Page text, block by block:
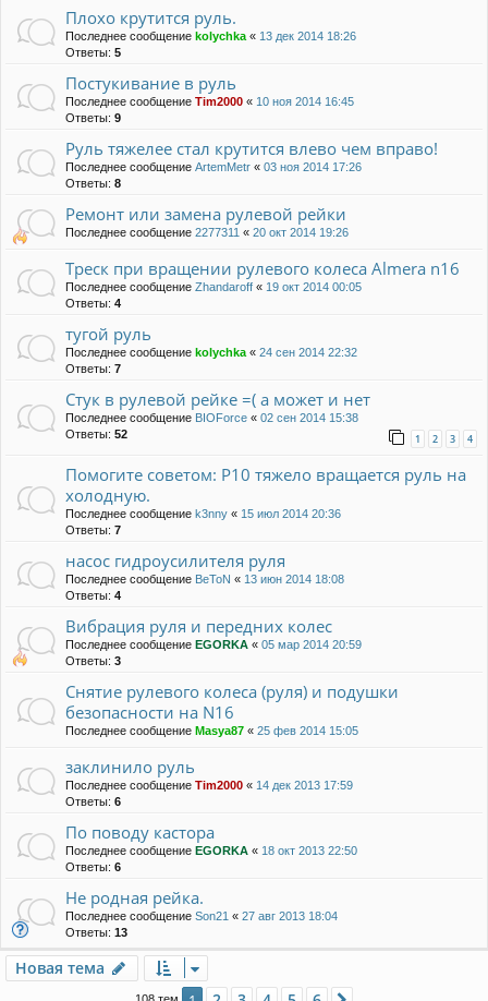
Плохо крутится руль.
Последнее сообщение kolychka « 13 дек 2014 18:26
Ответы: 5
Постукивание в руль
Последнее сообщение Tim2000 « 10 ноя 2014 16:45
Ответы: 9
Руль тяжелее стал крутится влево чем вправо!
Последнее сообщение ArtemMetr « 03 ноя 2014 17:26
Ответы: 8
Ремонт или замена рулевой рейки
Последнее сообщение 2277311 « 20 окт 2014 19:26
Треск при вращении рулевого колеса Almera n16
Последнее сообщение Zhandaroff « 19 окт 2014 00:05
Ответы: 4
тугой руль
Последнее сообщение kolychka « 24 сен 2014 22:32
Ответы: 7
Стук в рулевой рейке =( а может и нет
Последнее сообщение BIOForce « 02 сен 2014 15:38
Ответы: 52 1 2 3 4
Помогите советом: P10 тяжело вращается руль на
холодную.
Последнее сообщение k3nny « 15 июл 2014 20:36
Ответы: 7
насос гидроусилителя руля
Последнее сообщение BeToN « 13 июн 2014 18:08
Ответы: 4
Вибрация руля и передних колес
Последнее сообщение EGORKA « 05 мар 2014 20:59
Ответы: 3
Снятие рулевого колеса (руля) и подушки
безопасности на N16
Последнее сообщение Masya87 « 25 фев 2014 15:05
заклинило руль
Последнее сообщение Tim2000 « 14 дек 2013 17:59
Ответы: 6
По поводу кастора
Последнее сообщение EGORKA « 18 окт 2013 22:50
Ответы: 6
Не родная рейка.
Последнее сообщение Son21 « 27 авг 2013 18:04
Ответы: 13
Новая тема